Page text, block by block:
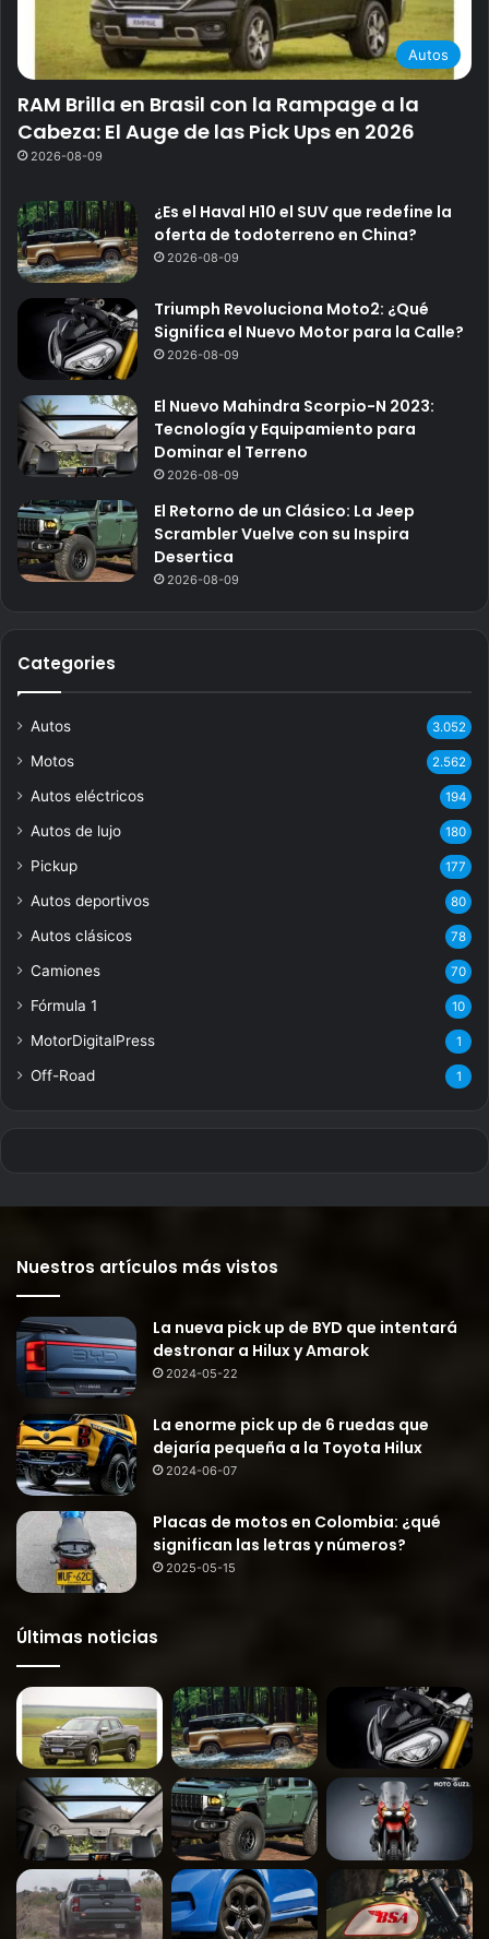
Autos
RAM Brilla en Brasil con la Rampage a la
Cabeza: El Auge de las Pick Ups en 2026
2026-08-09
¿Es el Haval H10 el SUV que redefine la
oferta de todoterreno en China?
2026-08-09
Triumph Revoluciona Moto2: ¿Qué
Significa el Nuevo Motor para la Calle?
2026-08-09
El Nuevo Mahindra Scorpio-N 2023:
Tecnología y Equipamiento para
Dominar el Terreno
2026-08-09
El Retorno de un Clásico: La Jeep
Scrambler Vuelve con su Inspira
Desertica
2026-08-09
Categories
Autos 3.052
Motos 2.562
Autos eléctricos 194
Autos de lujo 180
Pickup 177
Autos deportivos 80
Autos clásicos 78
Camiones 70
Fórmula 1 10
MotorDigitalPress 1
Off-Road 1
Nuestros artículos más vistos
La nueva pick up de BYD que intentará
destronar a Hilux y Amarok
2024-05-22
La enorme pick up de 6 ruedas que
dejaría pequeña a la Toyota Hilux
2024-06-07
Placas de motos en Colombia: ¿qué
significan las letras y números?
2025-05-15
Últimas noticias